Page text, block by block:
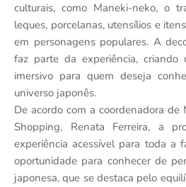
culturais, como Maneki-neko, o
leques, porcelanas, utensílios e
em personagens populares. A
faz parte da experiência, criando
imersivo para quem deseja
universo japonês.
De acordo com a coordenadora
Shopping, Renata Ferreira, a
experiência acessível para toda a
oportunidade para conhecer de
japonesa, que se destaca pelo